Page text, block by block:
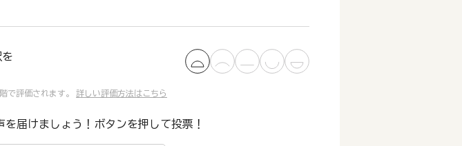
で評価されます。 詳しい評価方法はこちら
届けましょう！ボタンを押して投票！